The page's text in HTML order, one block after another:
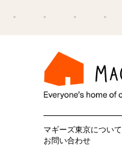
マギーズ東京について
お問い合わせ